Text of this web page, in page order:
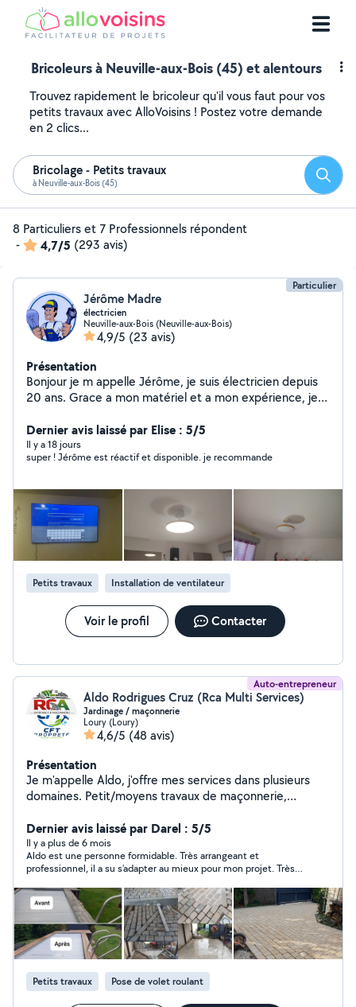
Bricoleurs à Neuville-aux-Bois (45) et alentours
Trouvez rapidement le bricoleur qu'il vous faut pour vos
petits travaux avec AlloVoisins ! Postez votre demande
en 2 clics...
Bricolage - Petits travaux
à Neuville-aux-Bois (45)
8 Particuliers et 7 Professionnels répondent
-
4,7/5 (293 avis)
Particulier
Jérôme Madre
électricien
Neuville-aux-Bois (Neuville-aux-Bois)
4,9/5 (23 avis)
Présentation
Bonjour je m appelle Jérôme, je suis électricien depuis
20 ans. Grace a mon matériel et a mon expérience, je
et je monte aussi les meubles.
Dernier avis laissé par Elise : 5/5
Il y a 18 jours
super ! Jérôme est réactif et disponible. je recommande
Petits travaux Installation de ventilateur
Voir le profil Contacter
Auto-entrepreneur
Aldo Rodrigues Cruz (Rca Multi Services)
Jardinage / maçonnerie
Loury (Loury)
4,6/5 (48 avis)
Présentation
Je m'appelle Aldo, j'offre mes services dans plusieurs
domaines. Petit/moyens travaux de maçonnerie,
Je fais aussi des services de jardinage, tondre la
pelouse, traites des hais etc. Nous vous proposons nos
services d'entretien/ménage de qualité pour votre
logement/airbnb/halle d'entrée appartement etc. Si
vous recherchez une personne professionnelle, sérieuse
et de confiance, n'hésitez pas à nous contacter. Je me
déplace pour visualiser le travail à demande du client
sans engagement. Les devis reste gratuit.
Dernier avis laissé par Darel : 5/5
Il y a plus de 6 mois
Aldo est une personne formidable. Très arrangeant et
professionnel, il a su s’adapter au mieux pour mon projet. Très
le recommande sans hésitation
Petits travaux Pose de volet roulant